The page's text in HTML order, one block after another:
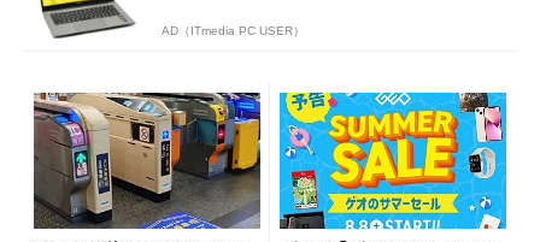
AD（ITmedia PC USER）